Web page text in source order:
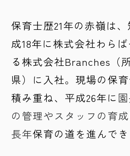
保育士歴21年の赤嶺は
成18年に株式会社わら
る株式会社Branches（
県）に入社。現場の保
積み重ね、平成26年に
の管理やスタッフの育成
長年保育の道を進んでき